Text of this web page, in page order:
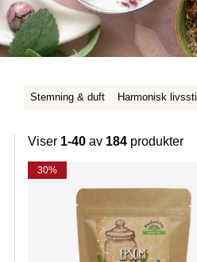
Stemning & duft Harmonisk livsstil
Viser 1-40 av 184 produkter
Produkter
30%